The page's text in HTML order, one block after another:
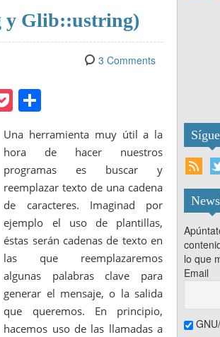
y Glib::ustring)
3 Comments
dI
P
ck
et
m
p
ar
tir
Una herramienta muy útil a la
hora de hacer nuestros
programas es buscar y
reemplazar texto de una cadena
de caracteres. Imaginad por
ejemplo el uso de plantillas,
éstas serán cadenas de texto en
las que reemplazaremos
algunas palabras clave para
generar el mensaje, o la salida
que queremos. En principio,
hacemos uso de las llamadas a
lo que
Email